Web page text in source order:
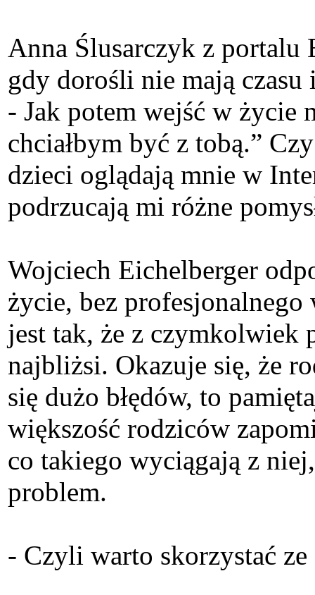
Anna Ślusarczyk z portalu
gdy dorośli nie mają czasu
- Jak potem wejść w życie
chciałbym być z tobą.”
dzieci oglądają mnie w
podrzucają mi różne
Wojciech Eichelberger
życie, bez profesjonalnego
jest tak, że z czymkolwiek
najbliżsi. Okazuje się, że
się dużo błędów, to
większość rodziców
co takiego wyciągają z
problem.
- Czyli warto skorzystać ze